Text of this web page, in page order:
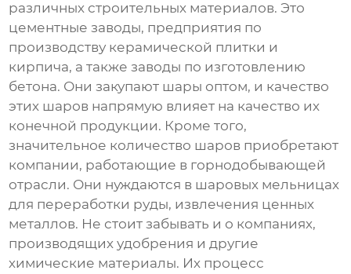
различных строительных материалов. Это
цементные заводы, предприятия по
производству керамической плитки и
кирпича, а также заводы по изготовлению
бетона. Они закупают шары оптом, и качество
этих шаров напрямую влияет на качество их
конечной продукции. Кроме того,
значительное количество шаров приобретают
компании, работающие в горнодобывающей
отрасли. Они нуждаются в шаровых мельницах
для переработки руды, извлечения ценных
металлов. Не стоит забывать и о компаниях,
производящих удобрения и другие
химические материалы. Их процесс